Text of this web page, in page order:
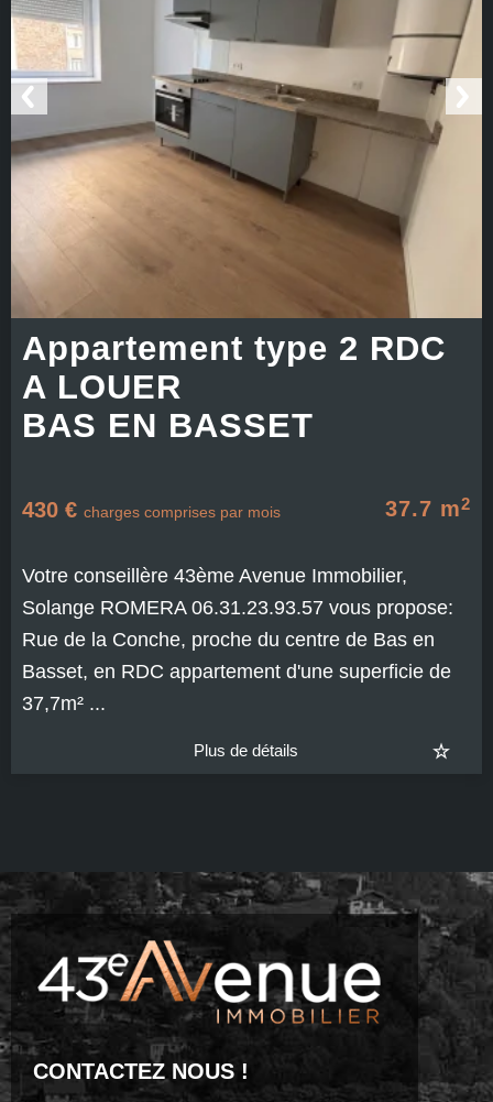
Appartement type 2 RDC
A LOUER
BAS EN BASSET
37.7 m2
430 € charges comprises par mois
Votre conseillère 43ème Avenue Immobilier,
Solange ROMERA 06.31.23.93.57 vous propose:
Rue de la Conche, proche du centre de Bas en
Basset, en RDC appartement d'une superficie de
37,7m² ...
Plus de détails
CONTACTEZ NOUS !